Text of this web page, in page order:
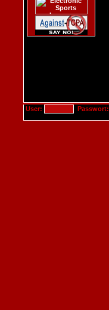
User: Passwort: